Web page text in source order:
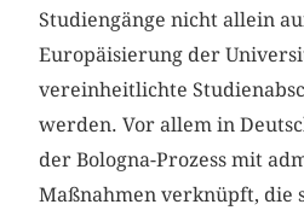
Studiengänge nicht allein
Europäisierung der
vereinheitlichte
werden. Vor allem in
der Bologna-Prozess mit
Maßnahmen verknüpft, die